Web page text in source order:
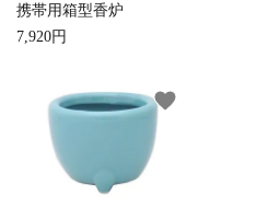
掲示板・屋外用品・金
携帯用箱型香炉
7,920円
favorite